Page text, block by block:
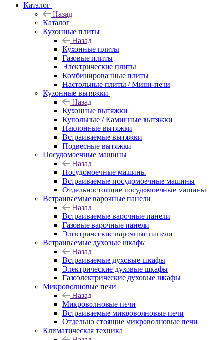
Каталог
Назад
Каталог
Кухонные плиты
Назад
Кухонные плиты
Газовые плиты
Электрические плиты
Комбинированные плиты
Настольные плиты / Мини-печи
Кухонные вытяжки
Назад
Кухонные вытяжки
Купольные / Каминные вытяжки
Наклонные вытяжки
Встраиваемые вытяжки
Подвесные вытяжки
Посудомоечные машины
Назад
Посудомоечные машины
Встраиваемые посудомоечные машины
Отдельностоящие посудомоечные машины
Встраиваемые варочные панели
Назад
Встраиваемые варочные панели
Газовые варочные панели
Электрические варочные панели
Встраиваемые духовые шкафы
Назад
Встраиваемые духовые шкафы
Электрические духовые шкафы
Газоэлектрические духовые шкафы
Микроволновые печи
Назад
Микроволновые печи
Встраиваемые микроволновые печи
Отдельно стоящие микроволновые печи
Климатическая техника